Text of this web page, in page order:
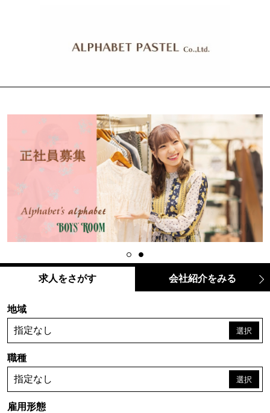
求人をさがす 会社紹介をみる
地域
指定なし
職種
指定なし
雇用形態